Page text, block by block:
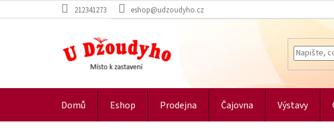
na
212341273 eshop@udzoudyho.cz
Domů Eshop Prodejna Čajovna Výstavy